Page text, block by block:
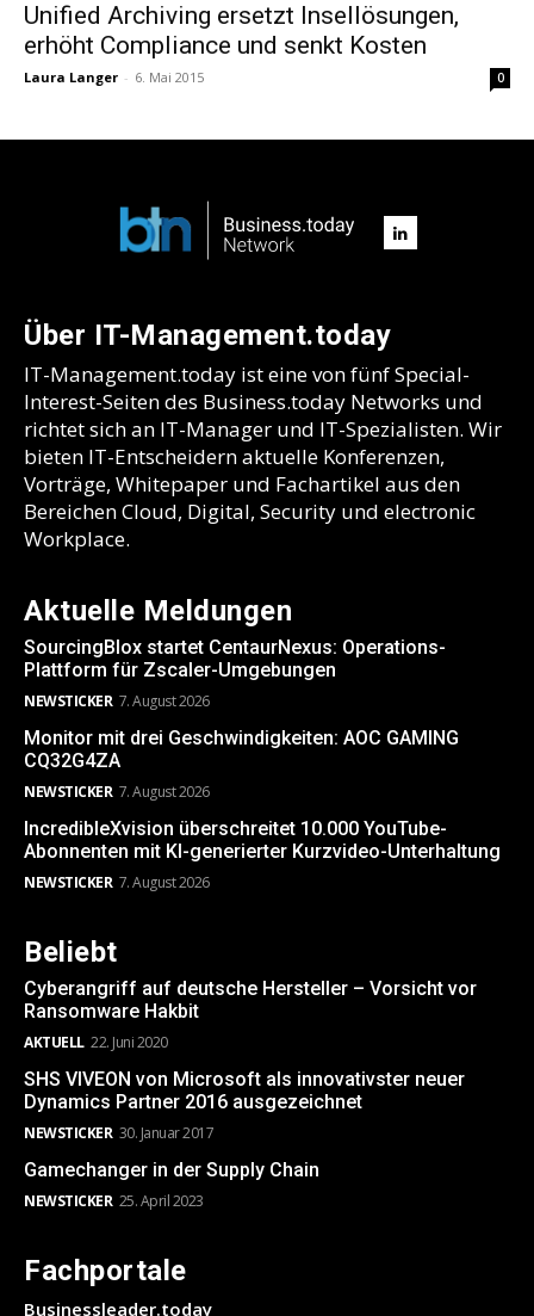
Unified Archiving ersetzt Insellösungen,
erhöht Compliance und senkt Kosten
Laura Langer - 6. Mai 2015 0
Über IT-Management.today
IT-Management.today ist eine von fünf Special-
Interest-Seiten des Business.today Networks und
richtet sich an IT-Manager und IT-Spezialisten. Wir
bieten IT-Entscheidern aktuelle Konferenzen,
Vorträge, Whitepaper und Fachartikel aus den
Bereichen Cloud, Digital, Security und electronic
Workplace.
Aktuelle Meldungen
SourcingBlox startet CentaurNexus: Operations-
Plattform für Zscaler-Umgebungen
NEWSTICKER 7. August 2026
Monitor mit drei Geschwindigkeiten: AOC GAMING
CQ32G4ZA
NEWSTICKER 7. August 2026
IncredibleXvision überschreitet 10.000 YouTube-
Abonnenten mit KI-generierter Kurzvideo-Unterhaltung
NEWSTICKER 7. August 2026
Beliebt
Cyberangriff auf deutsche Hersteller – Vorsicht vor
Ransomware Hakbit
AKTUELL 22. Juni 2020
SHS VIVEON von Microsoft als innovativster neuer
Dynamics Partner 2016 ausgezeichnet
NEWSTICKER 30. Januar 2017
Gamechanger in der Supply Chain
NEWSTICKER 25. April 2023
Fachportale
Businessleader.today